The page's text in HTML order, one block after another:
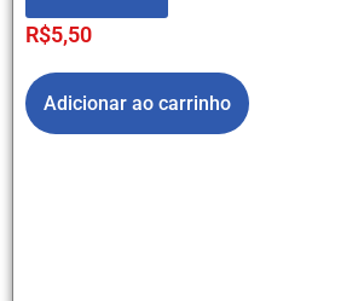
R$5,50
Adicionar ao carrinho